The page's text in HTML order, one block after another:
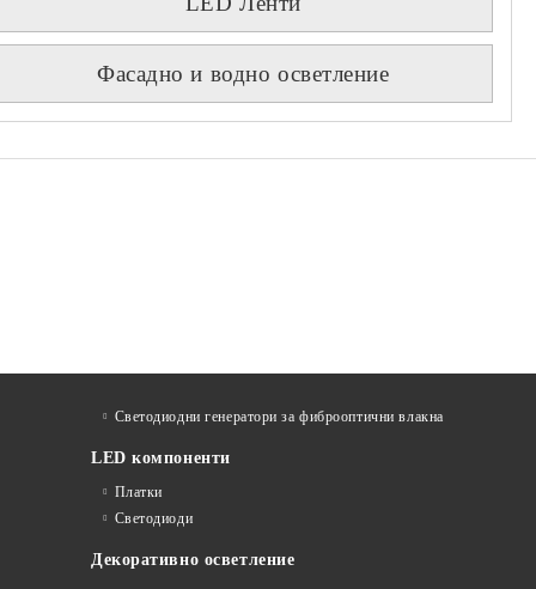
Фасадно и водно осветление
Светодиодни генератори за фиброоптични влакна
LED компоненти
Платки
Светодиоди
Декоративно осветление